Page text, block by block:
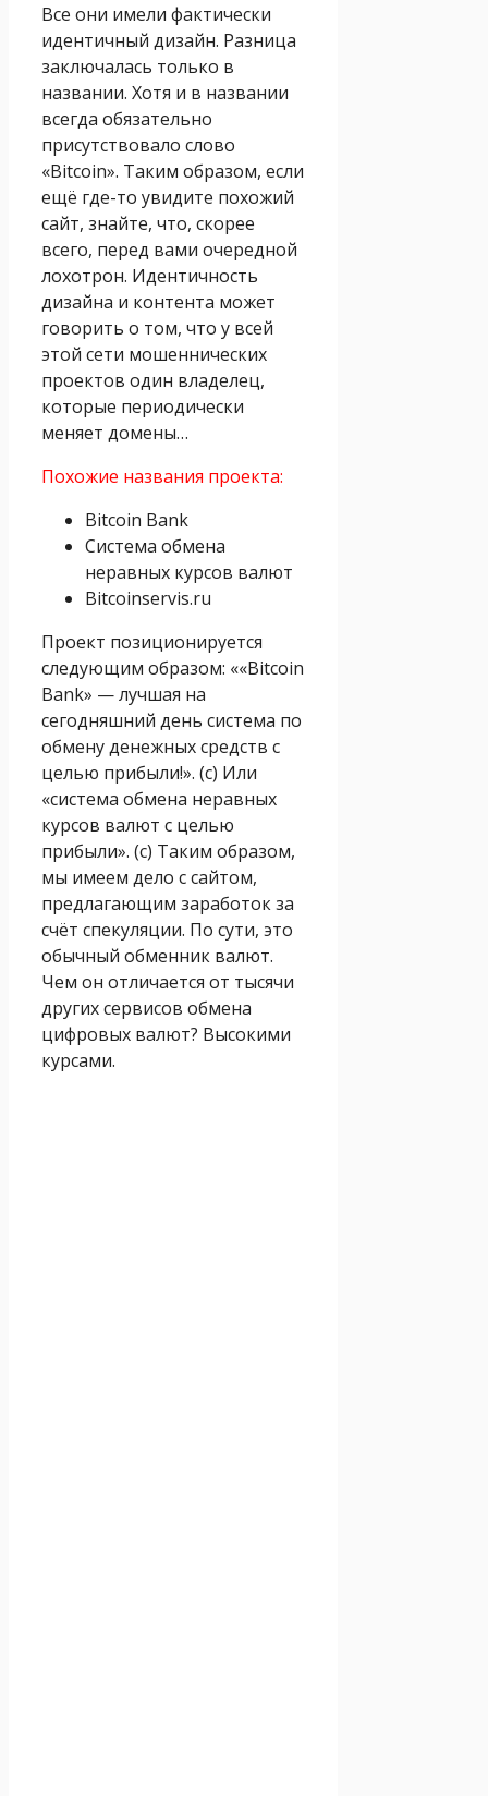
Все они имели фактически
идентичный дизайн. Разница
заключалась только в
названии. Хотя и в названии
всегда обязательно
присутствовало слово
«Bitcоin». Таким образом, если
ещё где-то увидите похожий
сайт, знайте, что, скорее
всего, перед вами очередной
лохотрон. Идентичность
дизайна и контента может
говорить о том, что у всей
этой сети мошеннических
проектов один владелец,
которые периодически
меняет домены…
Похожие названия проекта:
Bitcоin Bank
Система обмена
неравных курсов валют
Bitcoinservis.ru
Проект позиционируется
следующим образом: ««Bitcоin
Bank» — лучшая на
сегодняшний день система по
обмену денежных средств с
целью прибыли!». (с) Или
«система обмена неравных
курсов валют с целью
прибыли». (с) Таким образом,
мы имеем дело с сайтом,
предлагающим заработок за
счёт спекуляции. По сути, это
обычный обменник валют.
Чем он отличается от тысячи
других сервисов обмена
цифровых валют? Высокими
курсами.